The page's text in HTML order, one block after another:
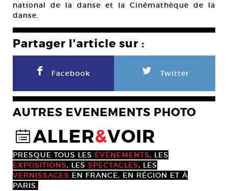
national de la danse et la Cinémathèque de la
danse.
Partager l'article sur :
F Facebook L Twitter
AUTRES EVENEMENTS PHOTO
@ALLER&VOIR
PRESQUE TOUS LES ÉVÈNEMENTS, LES
EXPOSITIONS, LES SPECTACLES, LES
VERNISSAGES EN FRANCE, EN RÉGION ET À
PARIS.